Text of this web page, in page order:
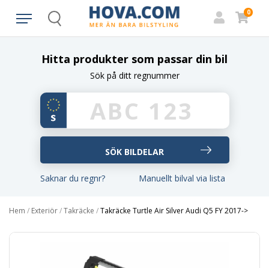
Search
0
Hitta produkter som passar din bil
Sök på ditt regnummer
Saknar du regnr? Manuellt bilval via lista
Hem / Exteriör/Takräcke /Takräcke Turtle Air Silver Audi Q5 FY 2017->